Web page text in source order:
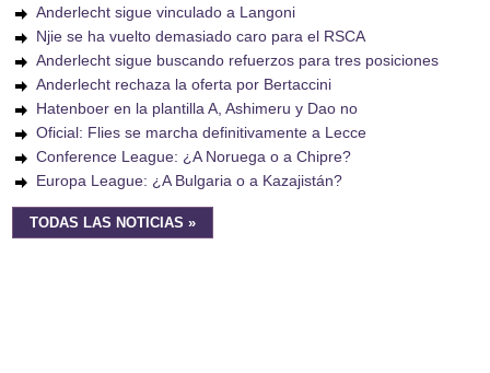
Anderlecht sigue vinculado a Langoni
Njie se ha vuelto demasiado caro para el RSCA
Anderlecht sigue buscando refuerzos para tres posiciones
Anderlecht rechaza la oferta por Bertaccini
Hatenboer en la plantilla A, Ashimeru y Dao no
Oficial: Flies se marcha definitivamente a Lecce
Conference League: ¿A Noruega o a Chipre?
Europa League: ¿A Bulgaria o a Kazajistán?
TODAS LAS NOTICIAS »